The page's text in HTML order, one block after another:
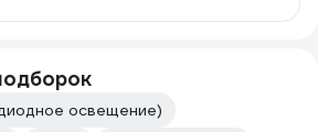
освещение)